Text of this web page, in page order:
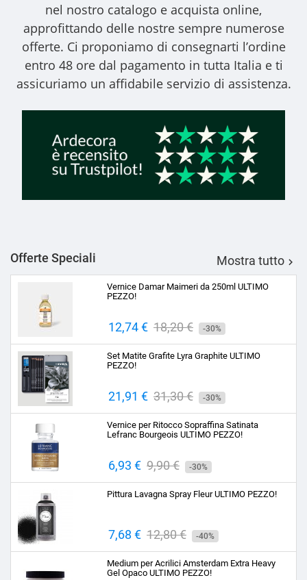
nel nostro catalogo e acquista online,
approfittando delle nostre sempre numerose
offerte. Ci proponiamo di consegnarti l’ordine
entro 48 ore dal pagamento in tutta Italia e ti
assicuriamo un affidabile servizio di assistenza.
Offerte Speciali Mostra tutto 
Vernice Damar Maimeri da 250ml ULTIMO
PEZZO!
Prezzo
12,74 € Prezzo
base
18,20 € -30%
Set Matite Grafite Lyra Graphite ULTIMO
PEZZO!
Prezzo
21,91 € Prezzo
base
31,30 € -30%
Vernice per Ritocco Sopraffina Satinata
Lefranc Bourgeois ULTIMO PEZZO!
Prezzo
6,93 € Prezzo
base
9,90 € -30%
Pittura Lavagna Spray Fleur ULTIMO PEZZO!
Prezzo
7,68 € Prezzo
base
12,80 € -40%
Medium per Acrilici Amsterdam Extra Heavy
Gel Opaco ULTIMO PEZZO!